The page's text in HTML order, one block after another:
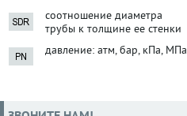
соотношение диаметра
трубы к толщине ее стенки
давление: атм, бар, кПа, МПа